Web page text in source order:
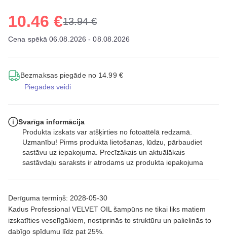
10.46 €13.94 €
Cena spēkā 06.08.2026 - 08.08.2026
Bezmaksas piegāde no 14.99 €
Piegādes veidi
Derīguma termiņš: 2028-05-30
Kadus Professional VELVET OIL šampūns ne tikai liks matiem
izskatīties veselīgākiem, nostiprinās to struktūru un palielinās to
dabīgo spīdumu līdz pat 25%.
Svarīga informācija
Produkta izskats var atšķirties no fotoattēlā redzamā.
Uzmanību! Pirms produkta lietošanas, lūdzu, pārbaudiet
sastāvu uz iepakojuma. Precīzākais un aktuālākais
sastāvdaļu saraksts ir atrodams uz produkta iepakojuma